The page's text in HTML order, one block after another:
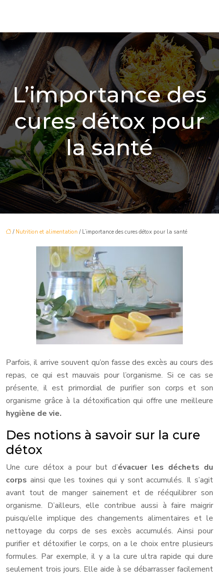
L’importance des
cures détox pour
la santé
/ Nutrition et alimentation / L’importance des cures détox pour la santé
Parfois, il arrive souvent qu’on fasse des excès au cours des
repas, ce qui est mauvais pour l’organisme. Si ce cas se
présente, il est primordial de purifier son corps et son
organisme grâce à la détoxification qui offre une meilleure
hygiène de vie.
Des notions à savoir sur la cure
détox
Une cure détox a pour but d’évacuer les déchets du
corps ainsi que les toxines qui y sont accumulés. Il s’agit
avant tout de manger sainement et de rééquilibrer son
organisme. D’ailleurs, elle contribue aussi à faire maigrir
puisqu’elle implique des changements alimentaires et le
nettoyage du corps de ses excès accumulés. Ainsi pour
purifier et détoxifier le corps, on a le choix entre plusieurs
formules. Par exemple, il y a la cure ultra rapide qui dure
seulement trois jours. Elle aide à se débarrasser facilement